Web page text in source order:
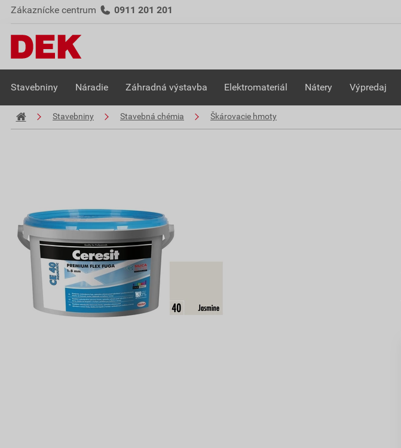
Zákaznícke centrum 0911 201 201
Stavebniny Náradie Záhradná výstavba Elektromateriál Nátery Výpredaj
Stavebniny Stavebná chémia Škárovacie hmoty